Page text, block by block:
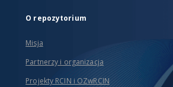
O repozytorium
Misja
Partnerzy i organizacja
Projekty RCIN i OZwRCIN